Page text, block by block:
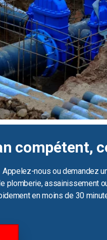
compétent,
Appelez-nous ou demandez
plomberie, assainissement
en moins de 30